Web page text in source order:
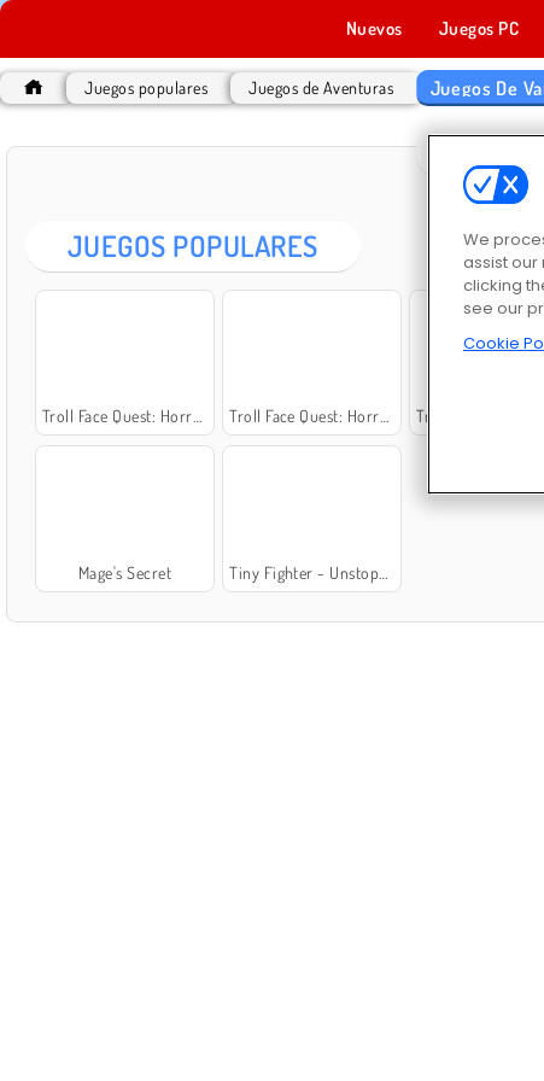
Nuevos Juegos PC
Juegos populares Juegos de Aventuras Juegos De
JUEGOS POPULARES
Troll Face Quest: Horror 2 Troll Face Quest: Horror Troll Face Quest:
Mage's Secret Tiny Fighter - Unstoppable Run
We
assist
clicking
see our
Cookie